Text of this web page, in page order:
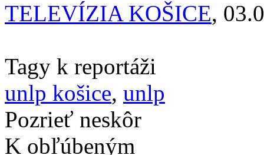
TELEVÍZIA KOŠICE,
Tagy k reportáži
unlp košice, unlp
Pozrieť neskôr
K obľúbeným